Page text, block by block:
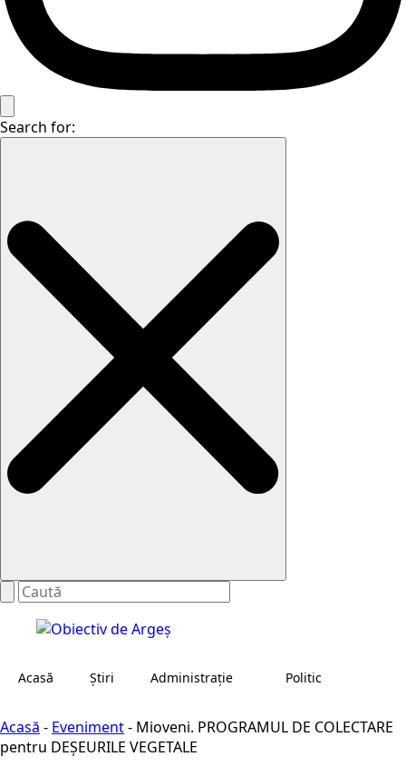
Search for:
Acasă Știri Administraţie Politic
Acasă - Eveniment- Mioveni. PROGRAMUL DE COLECTARE
pentru DEȘEURILE VEGETALE